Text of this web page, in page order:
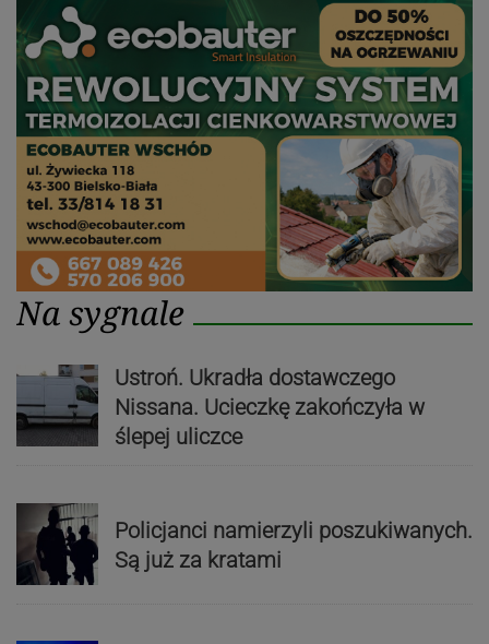
Na sygnale
Ustroń. Ukradła dostawczego
Nissana. Ucieczkę zakończyła w
ślepej uliczce
Policjanci namierzyli poszukiwanych.
Są już za kratami